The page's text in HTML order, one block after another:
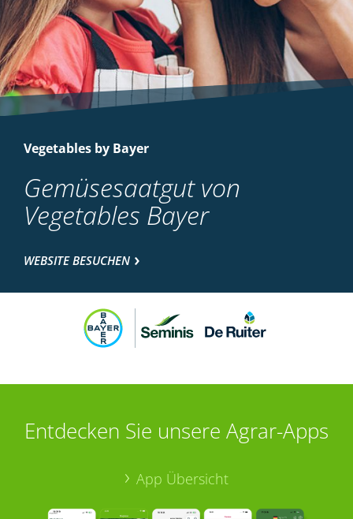
Vegetables by Bayer
Gemüsesaatgut von
Vegetables Bayer
WEBSITE BESUCHEN
Entdecken Sie unsere Agrar-Apps
App Übersicht